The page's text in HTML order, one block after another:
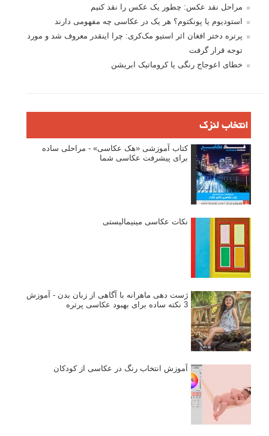
مراحل نقد عکس: چطور یک عکس را نقد کنیم
استودیوم یا پونکتوم؟ هر یک در عکاسی چه مفهومی دارند
پرتره دختر افغان اثر استیو مک‌کری: چرا اینقدر معروف شد و مورد
توجه قرار گرفت
خطای اعوجاج رنگی یا کروماتیک ابریشن
انتخاب لنزک
کتاب آموزشی «هک عکاسی» - مراحلی ساده
برای پیشرفت عکاسی شما
نکات عکاسی مینیمالیستی
ژست دهی ماهرانه با آگاهی از زبان بدن - آموزش
3 نکته ساده برای بهبود عکاسی پرتره
آموزش انتخاب رنگ در عکاسی از کودکان